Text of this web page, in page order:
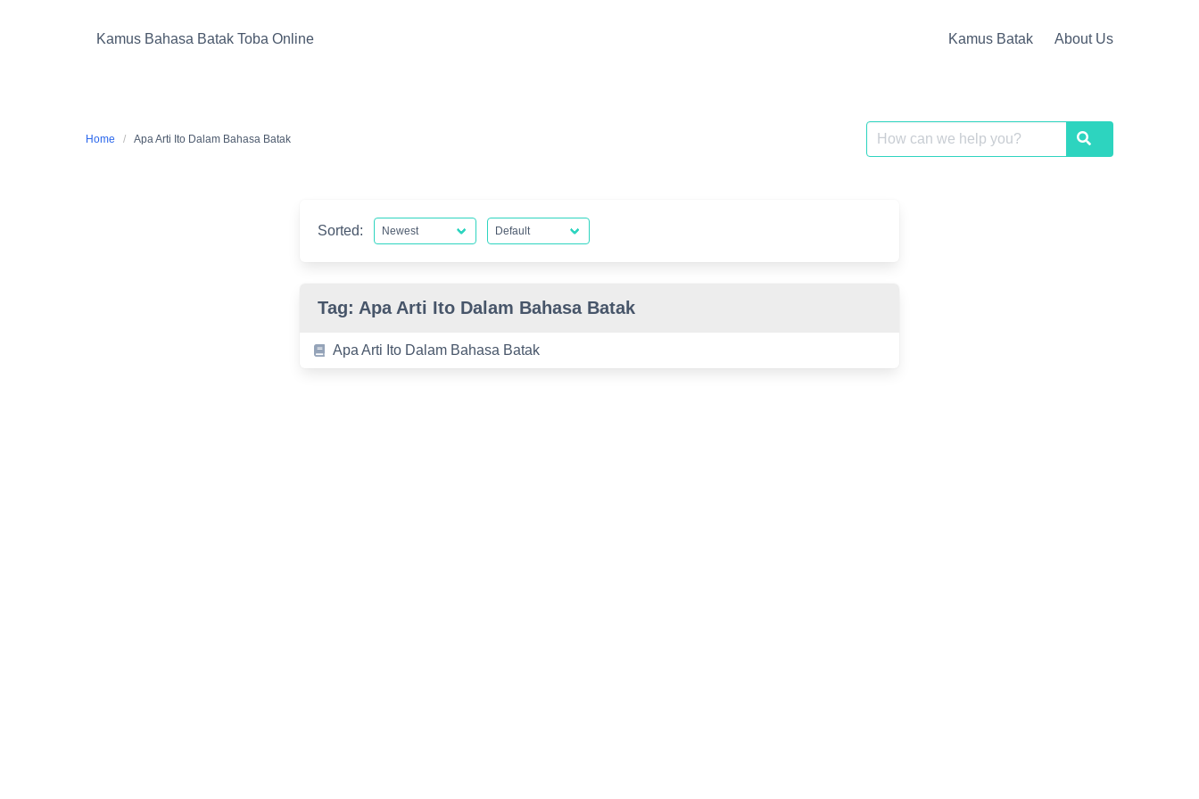
Kamus Bahasa Batak Toba Online Kamus Batak About Us
Home Apa Arti Ito Dalam Bahasa Batak
Search
for:
Search
Sorted:
Tag: Apa Arti Ito Dalam Bahasa Batak
Apa Arti Ito Dalam Bahasa Batak